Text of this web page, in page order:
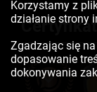
Korzystamy z
działanie strony
Zgadzając się
dopasowanie
dokonywania